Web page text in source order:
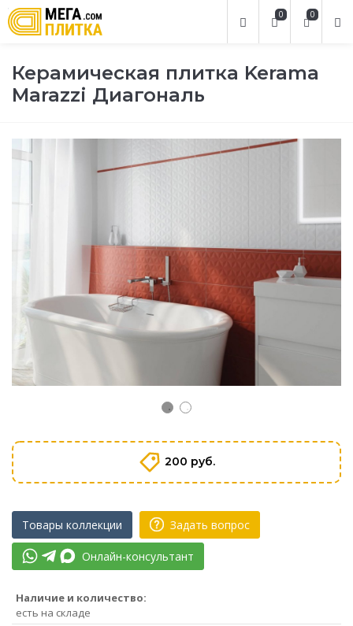
0
0
Керамическая плитка Kerama
Marazzi Диагональ
200 руб.
Товары коллекции Задать вопрос
Онлайн-консультант
Наличие и количество:
есть на складе